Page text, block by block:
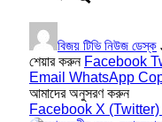
বিজয় টিভি নিউজ ডেস্ক
শেয়ার করুন Facebook
Email WhatsApp
আমাদের অনুসরণ করুন
Facebook X (Twitter)